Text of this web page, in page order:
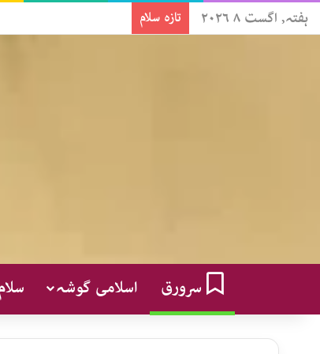
ہفتہ, اگست ۸ ۲۰۲۶ تازہ سلام
سرورق اسلامی گوشہ